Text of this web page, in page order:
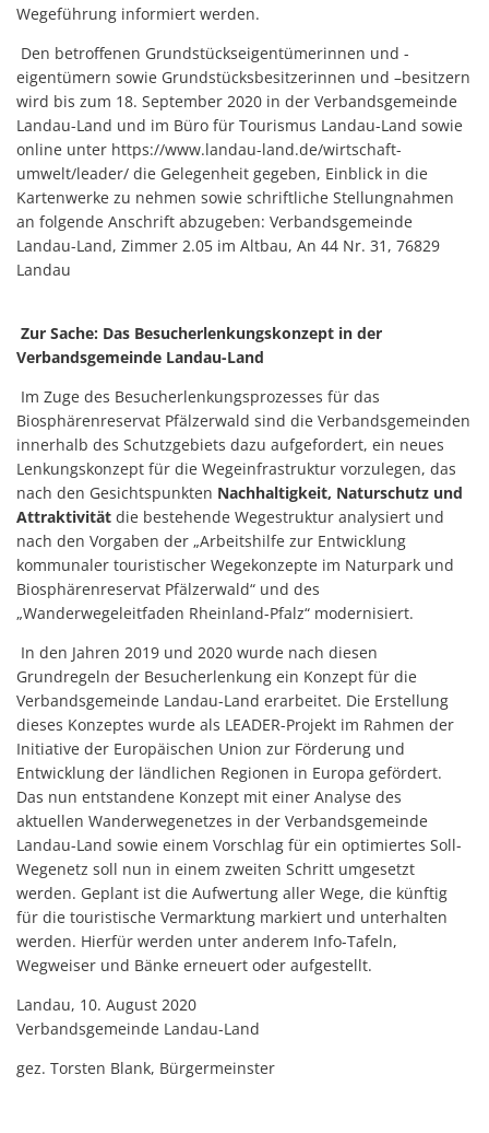
Wegeführung informiert werden.
Den betroffenen Grundstückseigentümerinnen und -
eigentümern sowie Grundstücksbesitzerinnen und –besitzern
wird bis zum 18. September 2020 in der Verbandsgemeinde
Landau-Land und im Büro für Tourismus Landau-Land sowie
online unter https://www.landau-land.de/wirtschaft-
umwelt/leader/ die Gelegenheit gegeben, Einblick in die
Kartenwerke zu nehmen sowie schriftliche Stellungnahmen
an folgende Anschrift abzugeben: Verbandsgemeinde
Landau-Land, Zimmer 2.05 im Altbau, An 44 Nr. 31, 76829
Landau
Zur Sache: Das Besucherlenkungskonzept in der
Verbandsgemeinde Landau-Land
Im Zuge des Besucherlenkungsprozesses für das
Biosphärenreservat Pfälzerwald sind die Verbandsgemeinden
innerhalb des Schutzgebiets dazu aufgefordert, ein neues
Lenkungskonzept für die Wegeinfrastruktur vorzulegen, das
nach den Gesichtspunkten Nachhaltigkeit, Naturschutz und
Attraktivität die bestehende Wegestruktur analysiert und
nach den Vorgaben der „Arbeitshilfe zur Entwicklung
kommunaler touristischer Wegekonzepte im Naturpark und
Biosphärenreservat Pfälzerwald“ und des
„Wanderwegeleitfaden Rheinland-Pfalz“ modernisiert.
In den Jahren 2019 und 2020 wurde nach diesen
Grundregeln der Besucherlenkung ein Konzept für die
Verbandsgemeinde Landau-Land erarbeitet. Die Erstellung
dieses Konzeptes wurde als LEADER-Projekt im Rahmen der
Initiative der Europäischen Union zur Förderung und
Entwicklung der ländlichen Regionen in Europa gefördert.
Das nun entstandene Konzept mit einer Analyse des
aktuellen Wanderwegenetzes in der Verbandsgemeinde
Landau-Land sowie einem Vorschlag für ein optimiertes Soll-
Wegenetz soll nun in einem zweiten Schritt umgesetzt
werden. Geplant ist die Aufwertung aller Wege, die künftig
für die touristische Vermarktung markiert und unterhalten
werden. Hierfür werden unter anderem Info-Tafeln,
Wegweiser und Bänke erneuert oder aufgestellt.
Landau, 10. August 2020
Verbandsgemeinde Landau-Land
gez. Torsten Blank, Bürgermeinster